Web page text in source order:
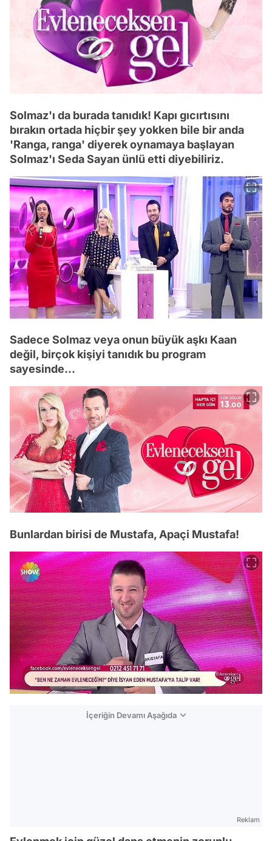
Solmaz'ı da burada tanıdık! Kapı gıcırtısını
bırakın ortada hiçbir şey yokken bile bir anda
'Ranga, ranga' diyerek oynamaya başlayan
Solmaz'ı Seda Sayan ünlü etti diyebiliriz.
Sadece Solmaz veya onun büyük aşkı Kaan
değil, birçok kişiyi tanıdık bu program
sayesinde...
Bunlardan birisi de Mustafa, Apaçi Mustafa!
İçeriğin Devamı Aşağıda
Reklam